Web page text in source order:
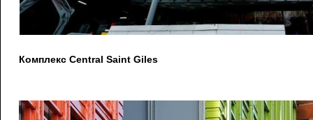
Комплекс Central Saint Giles